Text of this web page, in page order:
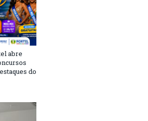
abre
do